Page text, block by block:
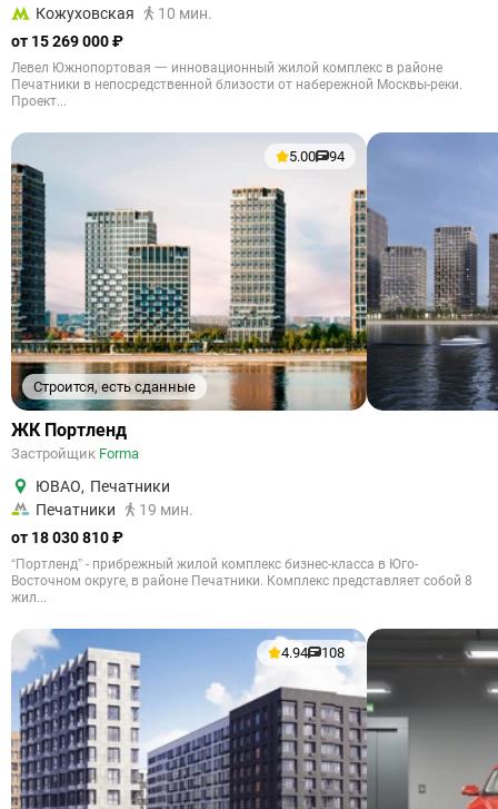
Кожуховская
10 мин.
от 15 269 000 ₽
Левел Южнопортовая 一 инновационный жилой комплекс в районе
Печатники в непосредственной близости от набережной Москвы-реки.
Проект...
Строится, есть сданные
5.00 94
ЖК Портленд
Застройщик Forma
ЮВАО, Печатники
Печатники
19 мин.
от 18 030 810 ₽
“Портленд” - прибрежный жилой комплекс бизнес-класса в Юго-
Восточном округе, в районе Печатники. Комплекс представляет собой 8
жил...
4.94 108